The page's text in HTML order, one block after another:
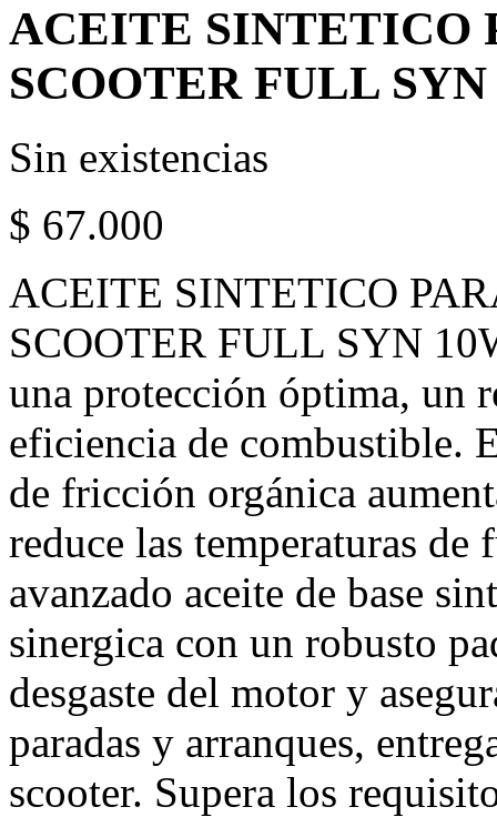
ACEITE SINTETICO
SCOOTER FULL SYN
Sin existencias
$ 67.000
ACEITE SINTETICO
SCOOTER FULL SYN
una protección óptima, un
eficiencia de combustible.
de fricción orgánica
reduce las temperaturas
avanzado aceite de base
sinergica con un robusto
desgaste del motor y
paradas y arranques,
scooter. Supera los